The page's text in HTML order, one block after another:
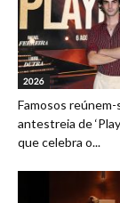
2026
Famosos reúnem-
antestreia de
que celebra o...